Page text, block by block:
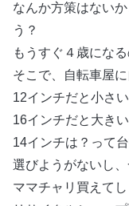
なんか方策はない
う？
もうすぐ４歳にな
そこで、自転車屋
12インチだと小さい
16インチだと大きい
14インチは？って
選びようがないし
ママチャリ買えてし